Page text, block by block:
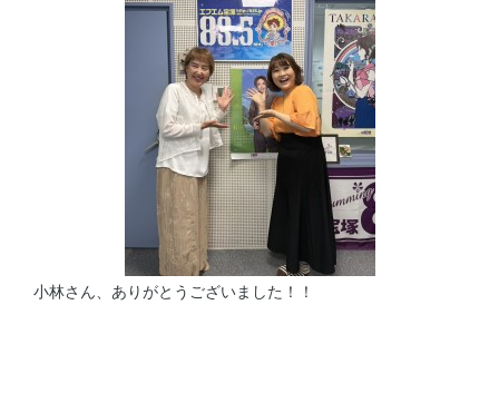
小林さん、ありがとうございました！！